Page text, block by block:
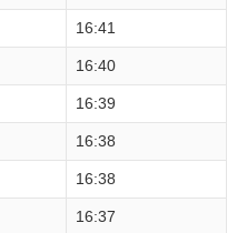
16:41
16:40
16:39
16:38
16:38
16:37